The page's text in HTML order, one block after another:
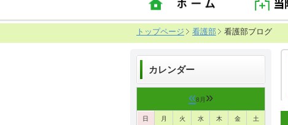
トップページ 看護部 看護部ブログ
カレンダー
«8月 »
日 月 火 水 木 金 土